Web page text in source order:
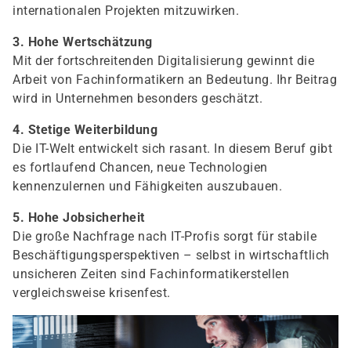
internationalen Projekten mitzuwirken.
3. Hohe Wertschätzung
Mit der fortschreitenden Digitalisierung gewinnt die
Arbeit von Fachinformatikern an Bedeutung. Ihr Beitrag
wird in Unternehmen besonders geschätzt.
4. Stetige Weiterbildung
Die IT-Welt entwickelt sich rasant. In diesem Beruf gibt
es fortlaufend Chancen, neue Technologien
kennenzulernen und Fähigkeiten auszubauen.
5. Hohe Jobsicherheit
Die große Nachfrage nach IT-Profis sorgt für stabile
Beschäftigungsperspektiven – selbst in wirtschaftlich
unsicheren Zeiten sind Fachinformatikerstellen
vergleichsweise krisenfest.